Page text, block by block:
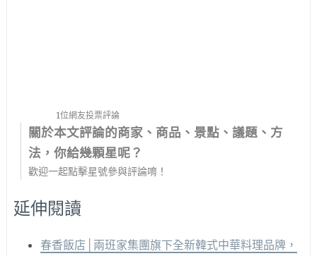
1位網友投票評論
關於本文評論的商家、商品、景點、議題、方
法，你給幾顆星呢？
歡迎一起點擊星號參與評論唷！
延伸閱讀
春香飯店│兩班家集團旗下全新韓式中華料理品牌，